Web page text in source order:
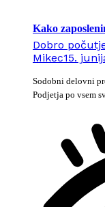
Kako
Dobro
Mikec15.
Sodobni delovni
Podjetja po vsem